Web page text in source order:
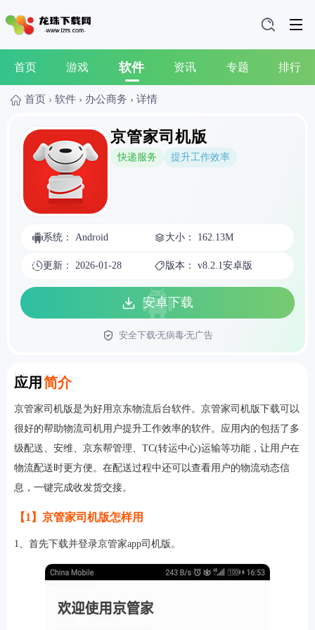
首页 游戏 软件 资讯 专题 排行
首页 › 软件 › 办公商务 › 详情
京管家司机版
快递服务 提升工作效率
系统： Android 大小： 162.13M
更新： 2026-01-28 版本： v8.2.1安卓版
安卓下载
安全下载无病毒无广告
应用 简介
Introduction
京管家司机版是为好用京东物流后台软件。京管家司机版下载可以
很好的帮助物流司机用户提升工作效率的软件。应用内的包括了多
级配送、安维、京东帮管理、TC(转运中心)运输等功能，让用户在
物流配送时更方便。在配送过程中还可以查看用户的物流动态信
息，一键完成收发货交接。
【1】京管家司机版怎样用
1、首先下载并登录京管家app司机版。